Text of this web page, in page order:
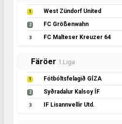
1 West Zündorf United
2 FC Größenwahn
3 FC Malteser Kreuzer 64
Färöer 1.Liga
1 Fótbóltsfelagið GÍZA
2 Syðradalur Kalsoy ÍF
3 IF Lisannvellir Utd.